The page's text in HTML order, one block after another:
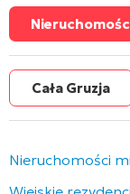
Cała Gruzja
Nieruchomości